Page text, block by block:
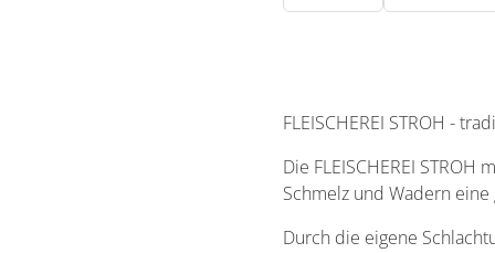
FLEISCHEREI STROH -
Die FLEISCHEREI
Schmelz und Wadern
Durch die eigene